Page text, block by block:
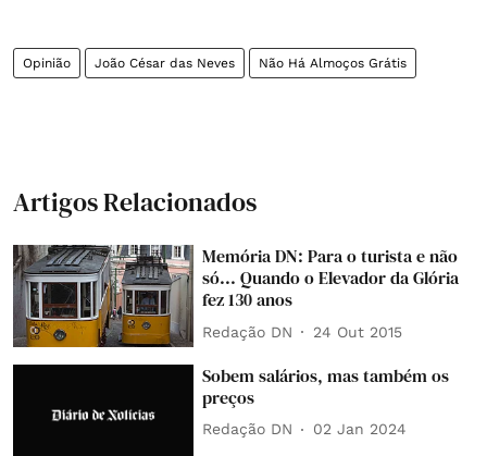
Opinião João César das Neves Não Há Almoços Grátis
Artigos Relacionados
Memória DN: Para o turista e não
só... Quando o Elevador da Glória
fez 130 anos
Redação DN 24 Out 2015
Sobem salários, mas também os
preços
Redação DN 02 Jan 2024